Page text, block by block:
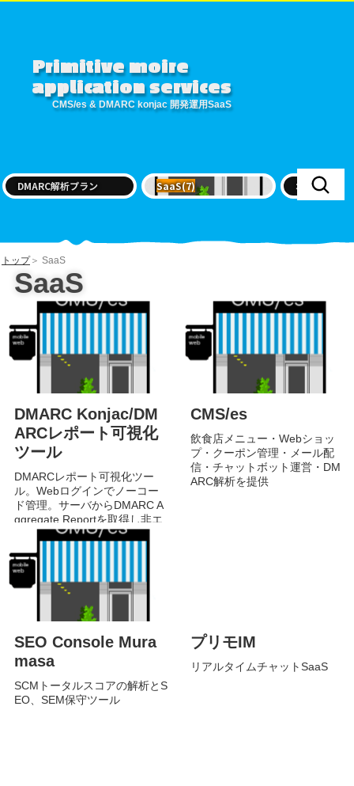
Primitive moire
application services
CMS/es & DMARC konjac 開発運用SaaS
DMARC解析プラン SaaS(7) オープンソー
トップ＞ SaaS
SaaS
DMARC Konjac/DM
ARCレポート可視化
ツール
DMARCレポート可視化ツー
ル。Webログインでノーコー
ド管理。サーバからDMARC A
ggregate Reportを取得し非エ
ンジニア向けに表示するvisuali
CMS/es
飲食店メニュー・Webショッ
プ・クーポン管理・メール配
信・チャットボット運営・DM
ARC解析を提供
SEO Console Mura
masa
SCMトータルスコアの解析とS
EO、SEM保守ツール
プリモIM
リアルタイムチャットSaaS